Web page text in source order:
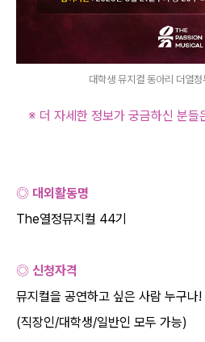
대학생 뮤지컬 동아리 더열
※ 더 자세한 정보가 궁금하신 분들
◎ 대외활동명
The열정뮤지컬 44기
◎ 신청자격
뮤지컬을 공연하고 싶은 사람 누구나!
(직장인/대학생/일반인 모두 가능)